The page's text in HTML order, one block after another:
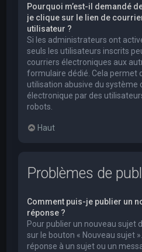
Pourquoi m’est-il demandé
je clique sur le lien de
utilisateur ?
Si les administrateurs ont
seuls les utilisateurs inscrits
courriers électroniques aux
formulaire dédié. Cela permet
utilisation abusive du système
électronique par des
robots.
Haut
Problèmes de
Comment puis-je publier un
réponse ?
Pour publier un nouveau sujet
sur le bouton « Nouveau sujet
réponse à un sujet ou un